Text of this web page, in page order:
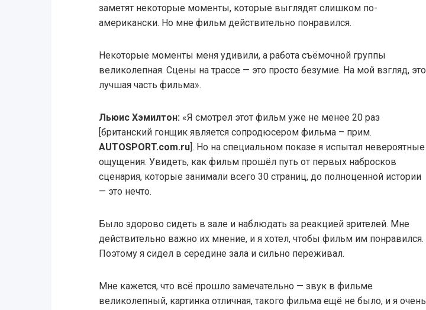
заметят некоторые моменты, которые выглядят слишком по-
американски. Но мне фильм действительно понравился.
Некоторые моменты меня удивили, а работа съёмочной группы
великолепная. Сцены на трассе — это просто безумие. На мой взгляд, это
лучшая часть фильма».
Льюис Хэмилтон:«Я смотрел этот фильм уже не менее 20 раз
[британский гонщик является сопродюсером фильма – прим.
AUTOSPORT.com.ru]. Но на специальном показе я испытал невероятные
ощущения. Увидеть, как фильм прошёл путь от первых набросков
сценария, которые занимали всего 30 страниц, до полноценной истории
— это нечто.
Было здорово сидеть в зале и наблюдать за реакцией зрителей. Мне
действительно важно их мнение, и я хотел, чтобы фильм им понравился.
Поэтому я сидел в середине зала и сильно переживал.
Мне кажется, что всё прошло замечательно — звук в фильме
великолепный, картинка отличная, такого фильма ещё не было, и я очень